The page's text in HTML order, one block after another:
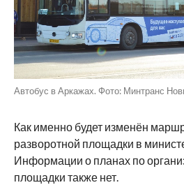
Автобус в Аркажах. Фото: Минтранс
Как именно будет изменён
разворотной площадки в
Информации о планах по
площадки также нет.